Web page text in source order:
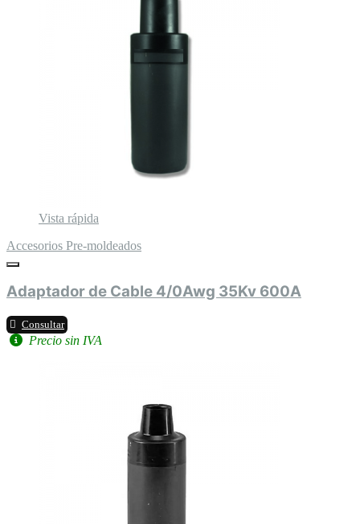
Vista rápida
Accesorios Pre-moldeados
Adaptador de Cable 4/0Awg 35Kv 600A
Consultar
Precio sin IVA